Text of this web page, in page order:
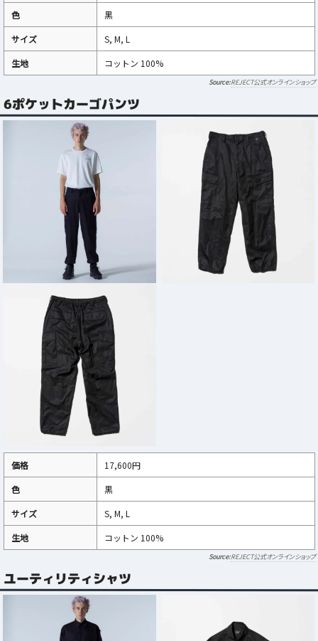
色
黒
サイズ
S, M, L
生地
コットン 100%
REJECT公式オンラインショップ
6ポケットカーゴパンツ
価格
17,600円
色
黒
サイズ
S, M, L
生地
コットン 100%
REJECT公式オンラインショップ
ユーティリティシャツ